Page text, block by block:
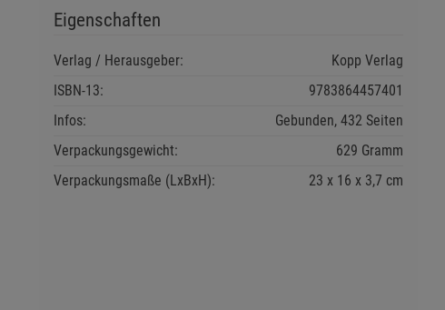
Eigenschaften
Verlag / Herausgeber:
Kopp Verlag
ISBN-13:
9783864457401
Infos:
Gebunden, 432 Seiten
Verpackungsgewicht:
629 Gramm
Verpackungsmaße (LxBxH):
23 16 3,7 cm